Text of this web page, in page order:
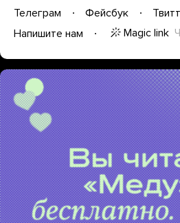
Телеграм Фейсбук
Напишите нам
Magic link